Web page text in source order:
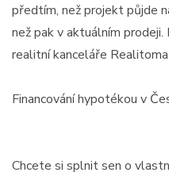
předtím, než projekt půjde
než pak v aktuálním
realitní kanceláře
Financování hypotékou v
Chcete si splnit sen o